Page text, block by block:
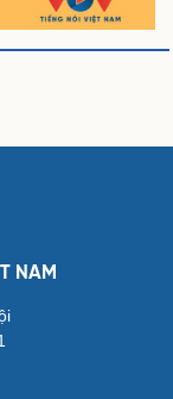
NAM